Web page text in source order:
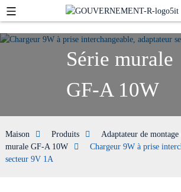
0086
Série murale
GF-A 10W
Maison Produits Adaptateur de
murale GF-A 10W
Chargeur 9W à prise
secteur 9V 1A